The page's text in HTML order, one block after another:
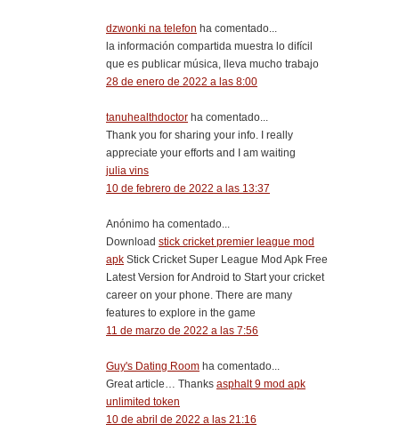
dzwonki na telefon ha comentado...
la información compartida muestra lo difícil
que es publicar música, lleva mucho trabajo
28 de enero de 2022 a las 8:00
tanuhealthdoctor ha comentado...
Thank you for sharing your info. I really
appreciate your efforts and I am waiting
julia vins
10 de febrero de 2022 a las 13:37
Anónimo ha comentado...
Download stick cricket premier league mod
apk Stick Cricket Super League Mod Apk Free
Latest Version for Android to Start your cricket
career on your phone. There are many
features to explore in the game
11 de marzo de 2022 a las 7:56
Guy's Dating Room ha comentado...
Great article… Thanks asphalt 9 mod apk
unlimited token
10 de abril de 2022 a las 21:16